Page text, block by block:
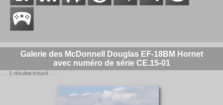
Galerie des McDonnell Douglas EF-18BM Hornet
avec numéro de série CE.15-01
. . . 1 résultat trouvé . . .